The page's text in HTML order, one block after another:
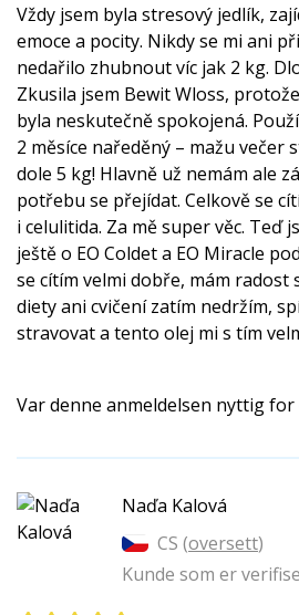
Vždy jsem byla stresový jedlík,
emoce a pocity. Nikdy se mi ani
nedařilo zhubnout víc jak 2 kg.
Zkusila jsem Bewit Wloss,
byla neskutečně spokojená.
2 měsíce naředěný – mažu večer
dole 5 kg! Hlavně už nemám ale
potřebu se přejídat. Celkově se
i celulitida. Za mě super věc. Teď
ještě o EO Coldet a EO Miracle
se cítím velmi dobře, mám radost
diety ani cvičení zatím nedržím,
stravovat a tento olej mi s tím
Var denne anmeldelsen nyttig for
Naďa Kalová
CS (oversett)
Kunde som er